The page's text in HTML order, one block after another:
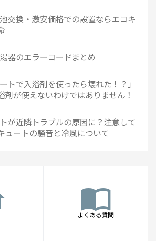
交換・激安価格での設置ならエコキ
器のエラーコードまとめ
トで入浴剤を使ったら壊れた！？」
剤が使えないわけではありません！
が近隣トラブルの原因に？注意して
ュートの騒音と冷風について
import_contacts
よくある質問